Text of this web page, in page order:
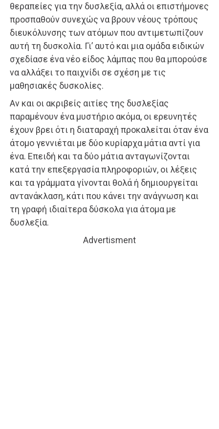
θεραπείες για την δυσλεξία, αλλά οι επιστήμονες
προσπαθούν συνεχώς να βρουν νέους τρόπους
διευκόλυνσης των ατόμων που αντιμετωπίζουν
αυτή τη δυσκολία. Γι’ αυτό και μια ομάδα ειδικών
σχεδίασε ένα νέο είδος λάμπας που θα μπορούσε
να αλλάξει το παιχνίδι σε σχέση με τις
μαθησιακές δυσκολίες.
Αν και οι ακριβείς αιτίες της δυσλεξίας
παραμένουν ένα μυστήριο ακόμα, οι ερευνητές
έχουν βρει ότι η διαταραχή προκαλείται όταν ένα
άτομο γεννιέται με δύο κυρίαρχα μάτια αντί για
ένα. Επειδή και τα δύο μάτια ανταγωνίζονται
κατά την επεξεργασία πληροφοριών, οι λέξεις
και τα γράμματα γίνονται θολά ή δημιουργείται
αντανάκλαση, κάτι που κάνει την ανάγνωση και
τη γραφή ιδιαίτερα δύσκολα για άτομα με
δυσλεξία.
Advertisment